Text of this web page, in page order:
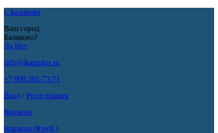
г. Балаково
Ваш город
Балаково?
Да Нет
info@tkaniplus.ru
+7 800 301-73-71
Вход /Регистрация
Корзина
Корзина (0 руб.)